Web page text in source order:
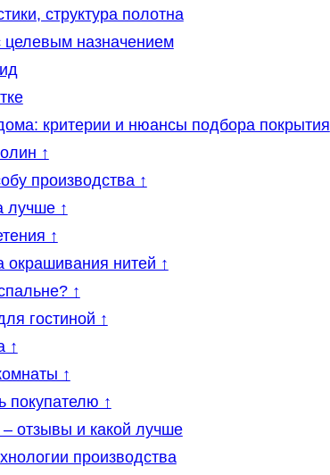
структура полотна
целевым назначением
критерии и нюансы подбора покрытия
↑
производства ↑
лучше ↑
↑
окрашивания нитей ↑
↑
гостиной ↑
↑
↑
покупателю ↑
отзывы и какой лучше
производства